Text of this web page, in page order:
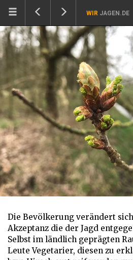
WIR JAGEN.DE
Die Bevölkerung verändert
Akzeptanz die der Jagd
Selbst im ländlich geprägten
Leute Vegetarier, diesen zu